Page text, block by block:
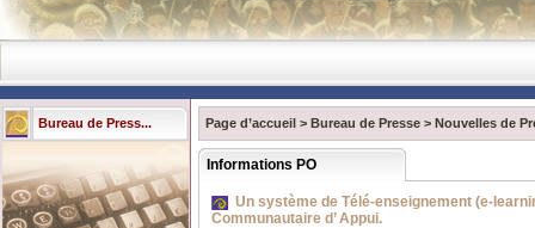
Bureau de Press... Page d’accueil > Bureau de Presse > Nouvelles de
Informations PO
Un système de Télé-enseignement (e-
Communautaire d’ Appui.